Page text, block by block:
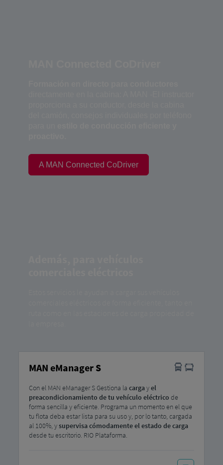
A MAN Connected CoDriver
MAN eManager S
Con el MAN eManager S Gestiona la cargayel
preacondicionamiento de tu vehículo eléctrico de
forma sencilla y eficiente. Programa un momento en el que
tu flota deba estar lista para su uso y, por lo tanto, cargada
al 100%, ysupervisa cómodamente el estado de carga
desde tu escritorio. RIO Plataforma.